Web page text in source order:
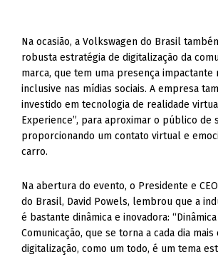
Na ocasião, a Volkswagen do Brasil
robusta estratégia de digitalização da
marca, que tem uma presença impactante
inclusive nas mídias sociais. A empresa
investido em tecnologia de realidade
Experience”, para aproximar o público de
proporcionando um contato virtual e
carro.
Na abertura do evento, o Presidente e
do Brasil, David Powels, lembrou que a
é bastante dinâmica e inovadora:
Comunicação, que se torna a cada dia mais
digitalização, como um todo, é um tema